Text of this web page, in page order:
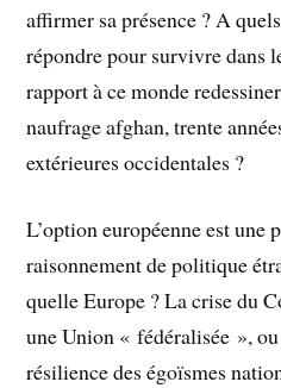
affirmer sa présence ? A
répondre pour survivre dans
rapport à ce monde
naufrage afghan, trente
extérieures occidentales ?
L’option européenne est une
raisonnement de politique
quelle Europe ? La crise du
une Union « fédéralisée »,
résilience des égoïsmes